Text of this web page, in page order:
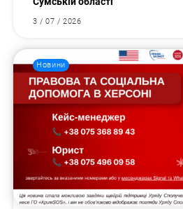
3 / 07 / 2026
Новини